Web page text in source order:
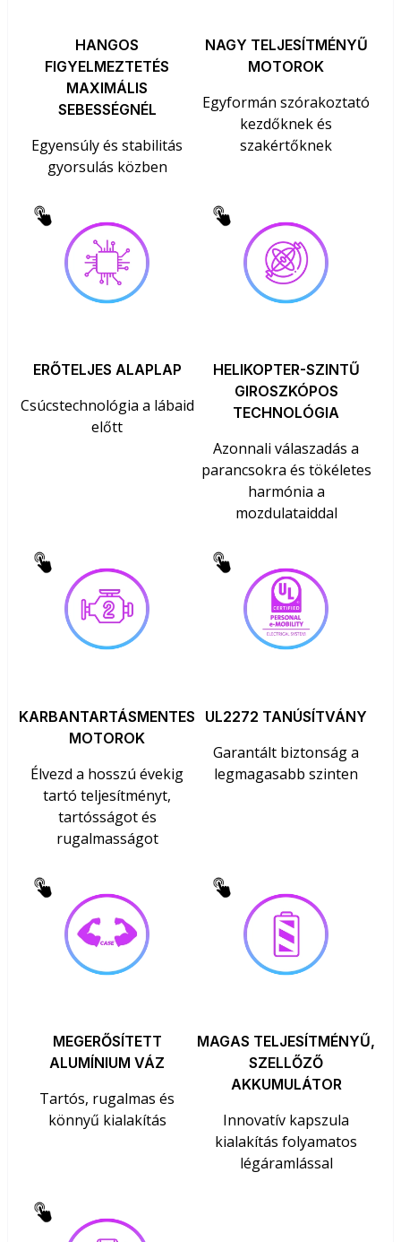
HANGOS
FIGYELMEZTETÉS
MAXIMÁLIS
SEBESSÉGNÉL
Egyensúly és stabilitás
gyorsulás közben
NAGY TELJESÍTMÉNYŰ
MOTOROK
Egyformán szórakoztató
kezdőknek és
szakértőknek
ERŐTELJES ALAPLAP
Csúcstechnológia a lábaid
előtt
HELIKOPTER-SZINTŰ
GIROSZKÓPOS
TECHNOLÓGIA
Azonnali válaszadás a
parancsokra és tökéletes
harmónia a
mozdulataiddal
KARBANTARTÁSMENTES
MOTOROK
Élvezd a hosszú évekig
tartó teljesítményt,
tartósságot és
rugalmasságot
UL2272 TANÚSÍTVÁNY
Garantált biztonság a
legmagasabb szinten
MEGERŐSÍTETT
ALUMÍNIUM VÁZ
Tartós, rugalmas és
könnyű kialakítás
MAGAS TELJESÍTMÉNYŰ,
SZELLŐZŐ
AKKUMULÁTOR
Innovatív kapszula
kialakítás folyamatos
légáramlással